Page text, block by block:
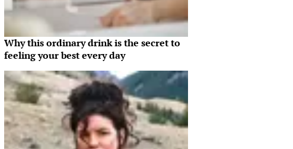
Why this ordinary drink is the secret to
feeling your best every day